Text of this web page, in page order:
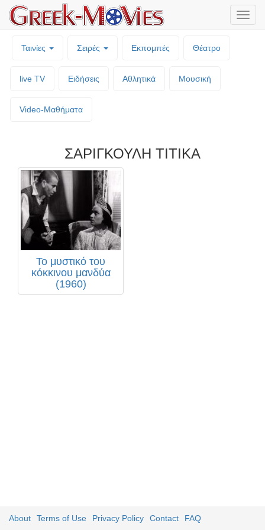
Ταινίες Σειρές Εκπομπές Θέατρο
live TV Ειδήσεις Αθλητικά Μουσική
Video-Mαθήματα
ΣΑΡΙΓΚΟΥΛΗ ΤΙΤΙΚΑ
Το μυστικό του
κόκκινου μανδύα
(1960)
About Terms of Use Privacy Policy Contact FAQ